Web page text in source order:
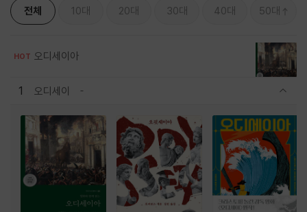
전체 10대 20대 30대 40대 50대
HOT 오디세이아
1 오디세이